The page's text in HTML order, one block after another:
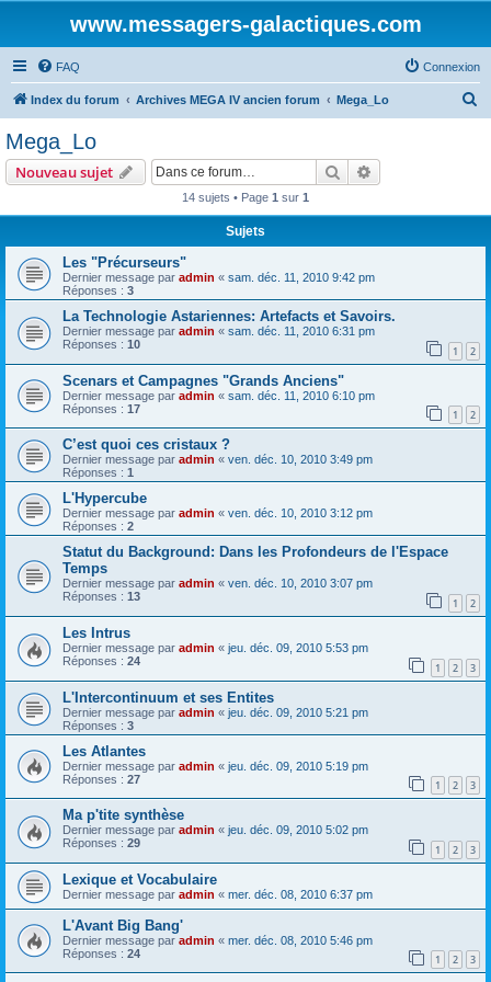
www.messagers-galactiques.com
FAQ Connexion
Index du forum Archives MEGA IV ancien forum Mega_Lo
Mega_Lo
Nouveau sujet Rechercher
14 sujets • Page 1 sur 1
Sujets
Les "Précurseurs"
Dernier message par admin « sam. déc. 11, 2010 9:42 pm
Réponses : 3
La Technologie Astariennes: Artefacts et Savoirs.
Dernier message par admin « sam. déc. 11, 2010 6:31 pm
Réponses : 10 1 2
Scenars et Campagnes "Grands Anciens"
Dernier message par admin « sam. déc. 11, 2010 6:10 pm
Réponses : 17 1 2
C’est quoi ces cristaux ?
Dernier message par admin « ven. déc. 10, 2010 3:49 pm
Réponses : 1
L'Hypercube
Dernier message par admin « ven. déc. 10, 2010 3:12 pm
Réponses : 2
Statut du Background: Dans les Profondeurs de l'Espace
Temps
Dernier message par admin « ven. déc. 10, 2010 3:07 pm
Réponses : 13 1 2
Les Intrus
Dernier message par admin « jeu. déc. 09, 2010 5:53 pm
Réponses : 24 1 2 3
L'Intercontinuum et ses Entites
Dernier message par admin « jeu. déc. 09, 2010 5:21 pm
Réponses : 3
Les Atlantes
Dernier message par admin « jeu. déc. 09, 2010 5:19 pm
Réponses : 27 1 2 3
Ma p'tite synthèse
Dernier message par admin « jeu. déc. 09, 2010 5:02 pm
Réponses : 29 1 2 3
Lexique et Vocabulaire
Dernier message par admin « mer. déc. 08, 2010 6:37 pm
L'Avant Big Bang'
Dernier message par admin « mer. déc. 08, 2010 5:46 pm
Réponses : 24 1 2 3